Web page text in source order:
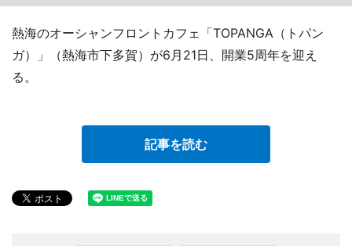
熱海のオーシャンフロントカフェ「TOPANGA（トパン
ガ）」（熱海市下多賀）が6月21日、開業5周年を迎え
る。
記事を読む